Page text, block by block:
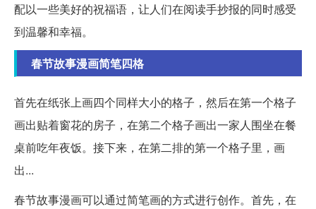
配以一些美好的祝福语，让人们在阅读手抄报的同时感受
到温馨和幸福。
春节故事漫画简笔四格
首先在纸张上画四个同样大小的格子，然后在第一个格子
画出贴着窗花的房子，在第二个格子画出一家人围坐在餐
桌前吃年夜饭。接下来，在第二排的第一个格子里，画
出...
春节故事漫画可以通过简笔画的方式进行创作。首先，在